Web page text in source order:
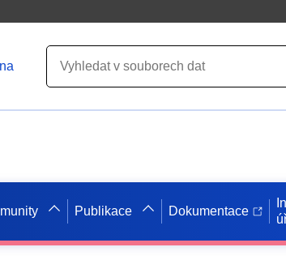
Publikace Dokumentace